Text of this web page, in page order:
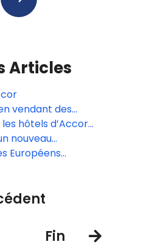
Articles
vendant des
les hôtels d’Accor
et VTC
nouveau
fidélité pour les
Européens
Fin